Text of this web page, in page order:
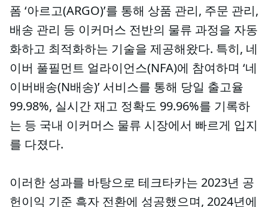
폼 ‘아르고(ARGO)’를 통해 상품 관리, 주문 관리,
배송 관리 등 이커머스 전반의 물류 과정을 자동
화하고 최적화하는 기술을 제공해왔다. 특히, 네
이버 풀필먼트 얼라이언스(NFA)에 참여하며 ‘네
이버배송(N배송)’ 서비스를 통해 당일 출고율
99.98%, 실시간 재고 정확도 99.96%를 기록하
는 등 국내 이커머스 물류 시장에서 빠르게 입지
를 다졌다.
이러한 성과를 바탕으로 테크타카는 2023년 공
헌이익 기준 흑자 전환에 성공했으며, 2024년에